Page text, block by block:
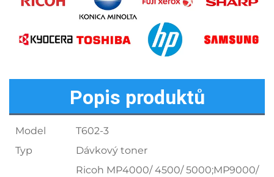
Popis produktů
Model
T602-3
Typ
Dávkový toner
Ricoh MP4000/ 4500/ 5000;MP9000/